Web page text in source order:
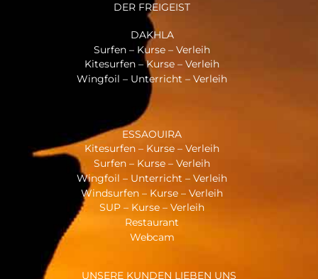
DER FREIGEIST
DAKHLA
Surfen – Kurse – Verleih
Kitesurfen – Kurse – Verleih
Wingfoil – Unterricht – Verleih
ESSAOUIRA
Kitesurfen – Kurse – Verleih
Surfen – Kurse – Verleih
Wingfoil – Unterricht – Verleih
Windsurfen – Kurse – Verleih
SUP – Kurse – Verleih
Restaurant
Webcam
UNSERE KUNDEN LIEBEN UNS